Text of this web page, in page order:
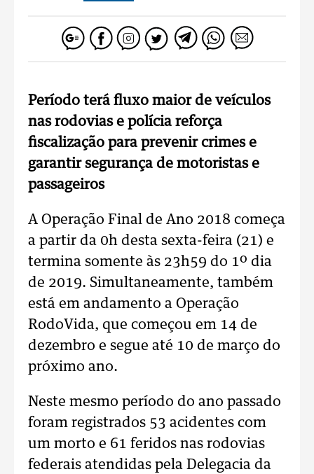
Período terá fluxo maior de veículos
nas rodovias e polícia reforça
fiscalização para prevenir crimes e
garantir segurança de motoristas e
passageiros
A Operação Final de Ano 2018 começa
a partir da 0h desta sexta-feira (21) e
termina somente às 23h59 do 1º dia
de 2019. Simultaneamente, também
está em andamento a Operação
RodoVida, que começou em 14 de
dezembro e segue até 10 de março do
próximo ano.
Neste mesmo período do ano passado
foram registrados 53 acidentes com
um morto e 61 feridos nas rodovias
federais atendidas pela Delegacia da